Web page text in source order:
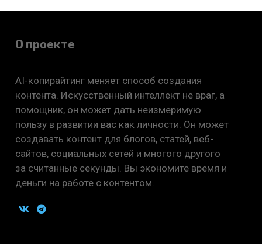
О проекте
AI-копирайтинг меняет способ создания
контента. Искусственный интеллект не враг, а
помощник, он может дать неизмеримую
пользу в развитии вас как личности. Он может
создавать контент для блогов, статей, веб-
сайтов, социальных сетей и многого другого
за считанные секунды. Вы экономите время и
деньги на работе с контентом.